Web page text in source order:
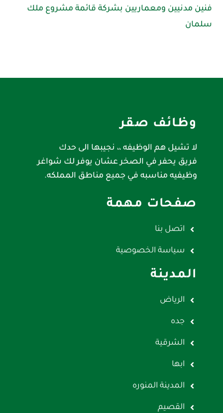
فنين مدنيين ومعماريين بشركة قائمة مشروع ملك
سلمان
وظائف صقر
لا تشيل هم الوظيفه ،، نجيبها الى حدك
فريق يحفر في الصخر عشان يوفر لك شواغر
وظيفيه مناسبه في جميع مناطق المملكه.
صفحات مهمة
اتصل بنا
سياسة الخصوصية
المدينة
الرياض
جده
الشرقية
ابها
المدينة المنوره
القصيم